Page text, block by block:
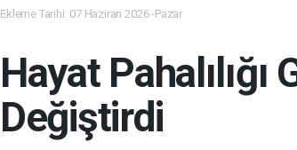
Ekleme Tarihi: 07 Haziran 2026 -Pazar
Hayat Pahalılığı
Değiştirdi